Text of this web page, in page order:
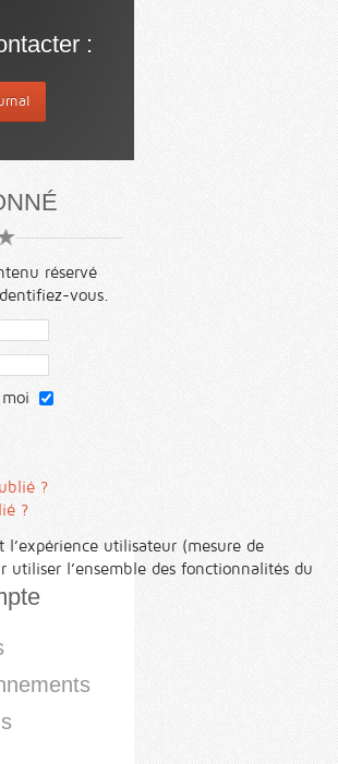
:
réservé
vous.
?
?
utilisateur (mesure de
utiliser l’ensemble des fonctionnalités du